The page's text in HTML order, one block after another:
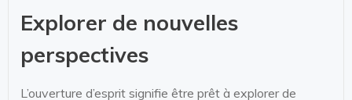
Explorer de nouvelles
perspectives
L’ouverture d’esprit signifie être prêt à explorer de